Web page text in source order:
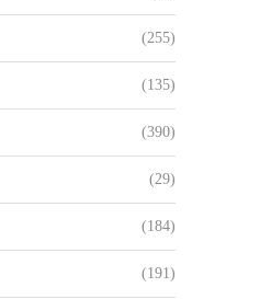
(255)
(135)
(390)
(29)
(184)
(191)